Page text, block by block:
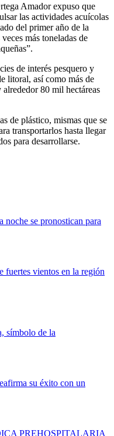
Amador expuso que
las actividades acuícolas
del primer año de la
más toneladas de
de interés pesquero y
litoral, así como más de
alrededor 80 mil hectáreas
de plástico, mismas que se
transportarlos hasta llegar
para desarrollarse.
se pronostican para
fuertes vientos en la región
símbolo de la
su éxito con un
PREHOSPITALARIA